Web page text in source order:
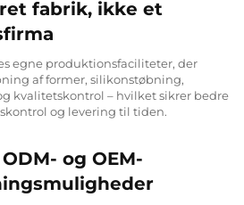
fabrik, ikke et
egne produktionsfaciliteter, der
af former, silikonstøbning,
kvalitetskontrol – hvilket sikrer bedre
og levering til tiden.
og OEM-